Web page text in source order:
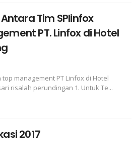
Tim SPlinfox
PT. Linfox di Hotel
management PT Linfox di Hotel
risalah perundingan 1. Untuk Te...
2017